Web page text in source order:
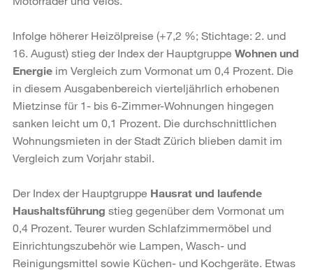
Infolge höherer Heizölpreise (+7,2 %; Stichtage: 2. und
16. August) stieg der Index der Hauptgruppe Wohnen und
Energie im Vergleich zum Vormonat um 0,4 Prozent. Die
in diesem Ausgabenbereich vierteljährlich erhobenen
Mietzinse für 1- bis 6-Zimmer-Wohnungen hingegen
sanken leicht um 0,1 Prozent. Die durchschnittlichen
Wohnungsmieten in der Stadt Zürich blieben damit im
Vergleich zum Vorjahr stabil.
Der Index der Hauptgruppe Hausrat und laufende
Haushaltsführung stieg gegenüber dem Vormonat um
0,4 Prozent. Teurer wurden Schlafzimmermöbel und
Einrichtungszubehör wie Lampen, Wasch- und
Reinigungsmittel sowie Küchen- und Kochgeräte. Etwas